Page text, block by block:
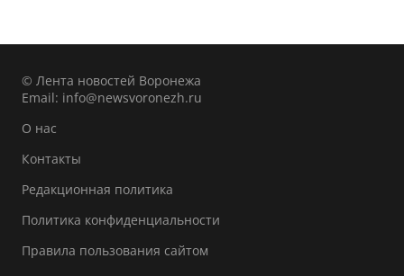
© Лента новостей Воронежа
Email: info@newsvoronezh.ru
О нас
Контакты
Редакционная политика
Политика конфиденциальности
Правила пользования сайтом